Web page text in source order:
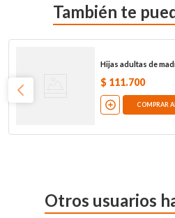
También te
Hijas adultas de
$ 111.700
COMPRAR
Otros usuarios